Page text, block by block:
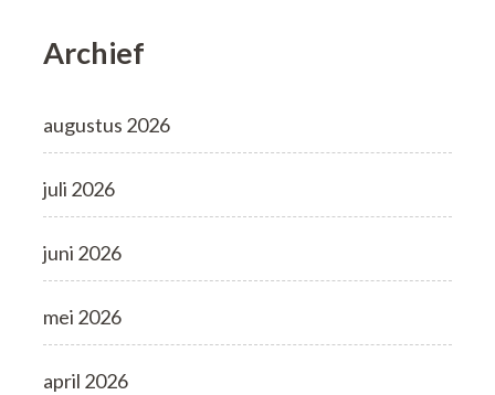
Archief
augustus 2026
juli 2026
juni 2026
mei 2026
april 2026